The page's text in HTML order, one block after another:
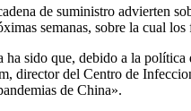
de suministro advierten
semanas, sobre la cual
sido que, debido a la
director del Centro de
de China».